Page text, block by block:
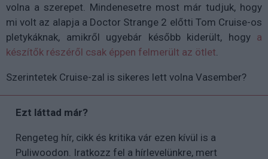
volna a szerepet. Mindenesetre most már tudjuk, hogy
mi volt az alapja a Doctor Strange 2 előtti Tom Cruise-os
pletykáknak, amikről ugyebár később kiderült, hogy a
készítők részéről csak éppen felmerült az ötlet
Szerintetek Cruise-zal is sikeres lett volna Vasember?
Ezt láttad már?
Rengeteg hír, cikk és kritika vár ezen kívül is a
Puliwoodon. Iratkozz fel a hírlevelünkre, mert